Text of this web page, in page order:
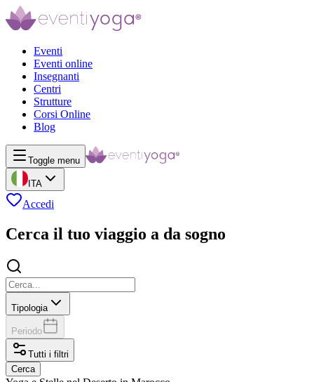
Eventi
Eventi online
Insegnanti
Centri
Strutture
Corsi Online
Blog
Toggle menu
ITA
Accedi
Cerca il tuo viaggio a da sogno
Tipologia
Periodo
Tutti i filtri
Cerca